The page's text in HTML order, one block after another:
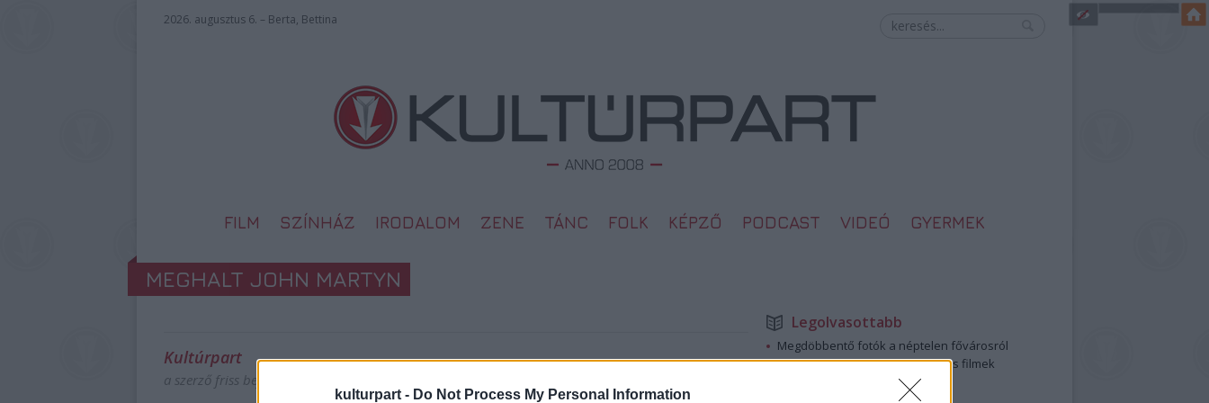
kulturpart - Do Not Process My Personal Information
2026. augusztus 6. – Berta, Bettina
FILM SZÍNHÁZ IRODALOM ZENE TÁNC FOLK KÉPZŐ PODCAST VIDEÓ GYERMEK
MEGHALT JOHN MARTYN
Kultúrpart
a szerző friss bejegyzései
Legolvasottabb
Megdöbbentő fotók a néptelen fővárosról
Top 10: ezek a legjobb szerelmes filmek
A 10 legütősebb drogos film
Megjöttek a meztelen hősnők